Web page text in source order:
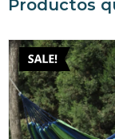
Productos